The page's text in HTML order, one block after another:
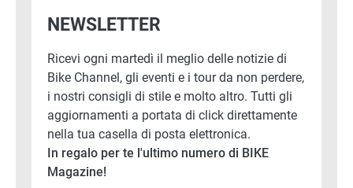
NEWSLETTER
Ricevi ogni martedì il meglio delle notizie di
Bike Channel, gli eventi e i tour da non perdere,
i nostri consigli di stile e molto altro. Tutti gli
aggiornamenti a portata di click direttamente
nella tua casella di posta elettronica.
In regalo per te l'ultimo numero di BIKE
Magazine!